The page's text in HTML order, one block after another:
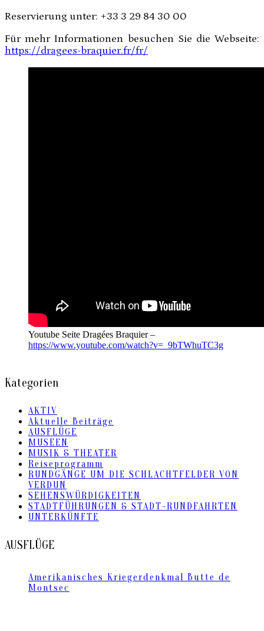
Reservierung unter: +33 3 29 84 30 00
Für mehr Informationen besuchen Sie die Webseite:
https://dragees-braquier.fr/fr/
Youtube Seite Dragées Braquier –
https://www.youtube.com/watch?v=_9bTWhuTC3g
Kategorien
AKTIV
Aktuelle Beiträge
AUSFLÜGE
MUSEEN
MUSIK & THEATER
Reiseprogramm
RUNDGÄNGE UM DIE SCHLACHTFELDER VON
VERDUN
SEHENSWÜRDIGKEITEN
STADTFÜHRUNGEN & STADT-RUNDFAHRTEN
UNTERKÜNFTE
AUSFLÜGE
Amerikanisches Kriegerdenkmal Butte de
Montsec